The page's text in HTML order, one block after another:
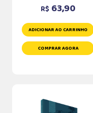
R$ 63,90
ADICIONAR AO CARRINHO
COMPRAR AGORA